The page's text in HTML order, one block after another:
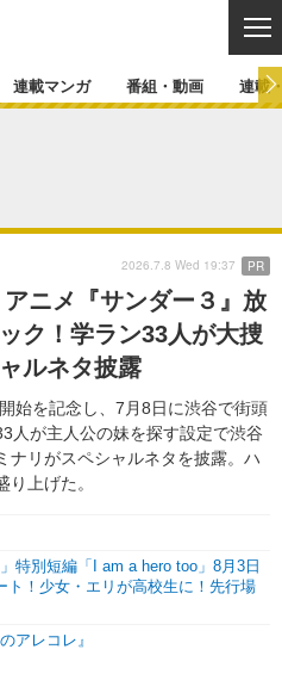
マンガ
イベント
コスプレ
新帝スタ
カバー
連載一覧
ラジオ
コラム
連載マンガ 番組・動画 連載
ニメ『サンダー３』放
ク！学ラン33人が大捜
ルネタ披露
始を記念し、7月8日に渋谷で街頭
人が主人公の妹を探す設定で渋谷
ナリがスペシャルネタを披露。ハ
上げた。
特別短編「I am a hero too」8月3日
ト！少女・エリが高校生に！先行場
アレコレ』
2026.7.8 Wed 19:37 PR